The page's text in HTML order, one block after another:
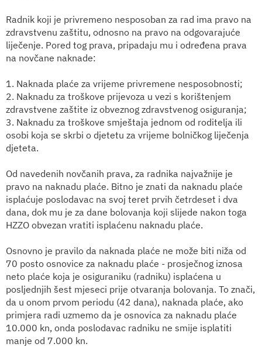
Radnik koji je privremeno nesposoban za rad ima pravo na
zdravstvenu zaštitu, odnosno na pravo na odgovarajuće
liječenje. Pored tog prava, pripadaju mu i određena prava
na novčane naknade:
1. Naknada plaće za vrijeme privremene nesposobnosti;
2. Naknadu za troškove prijevoza u vezi s korištenjem
zdravstvene zaštite iz obveznog zdravstvenog osiguranja;
3. Naknadu za troškove smještaja jednom od roditelja ili
osobi koja se skrbi o djetetu za vrijeme bolničkog liječenja
djeteta.
Od navedenih novčanih prava, za radnika najvažnije je
pravo na naknadu plaće. Bitno je znati da naknadu plaće
isplaćuje poslodavac na svoj teret prvih četrdeset i dva
dana, dok mu je za dane bolovanja koji slijede nakon toga
HZZO obvezan vratiti isplaćenu naknadu plaće.
Osnovno je pravilo da naknada plaće ne može biti niža od
70 posto osnovice za naknadu plaće - prosječnog iznosa
neto plaće koja je osiguraniku (radniku) isplaćena u
posljednjih šest mjeseci prije otvaranja bolovanja. To znači,
da u onom prvom periodu (42 dana), naknada plaće, ako
primjera radi uzmemo da je osnovica za naknadu plaće
10.000 kn, onda poslodavac radniku ne smije isplatiti
manje od 7.000 kn.